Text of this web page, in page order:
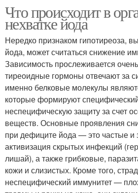
Что происходит в
нехватке йода
Нередко признаком гипотиреоза,
йода, может считаться снижение
Зависимость прослеживается очень
тиреоидные гормоны отвечают за
именно белковые молекулы
которые формируют
неспецифическую защиту за счет
веществ. Основные проявления
при дефиците йода — это частые и
активизация скрытых инфекций
лишай), а также грибковые,
кожи и слизистых. Кроме того,
неспецифический иммунитет —